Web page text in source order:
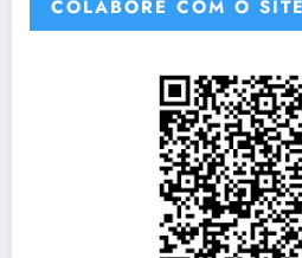
COLABORE COM O